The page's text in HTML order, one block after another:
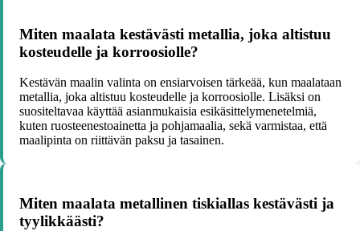
Miten maalata kestävästi metallia, joka altistuu
kosteudelle ja korroosiolle?
Kestävän maalin valinta on ensiarvoisen tärkeää, kun maalataan
metallia, joka altistuu kosteudelle ja korroosiolle. Lisäksi on
suositeltavaa käyttää asianmukaisia esikäsittelymenetelmiä,
kuten ruosteenestoainetta ja pohjamaalia, sekä varmistaa, että
maalipinta on riittävän paksu ja tasainen.
Miten maalata metallinen tiskiallas kestävästi ja
tyylikkäästi?